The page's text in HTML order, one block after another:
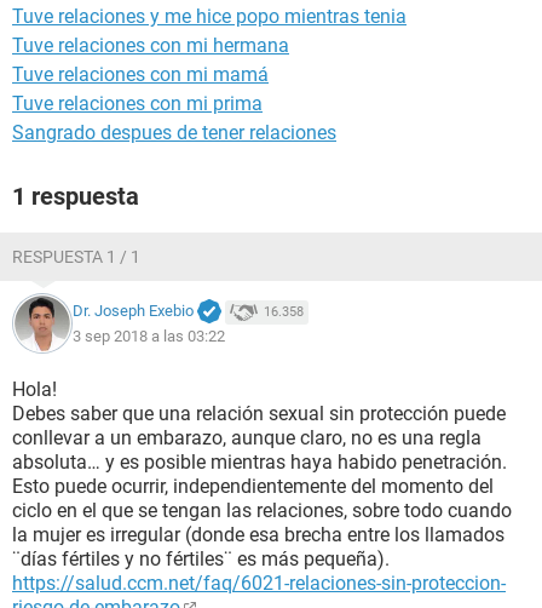
Tuve relaciones y me hice popo mientras tenia
Tuve relaciones con mi hermana
Tuve relaciones con mi mamá
Tuve relaciones con mi prima
Sangrado despues de tener relaciones
1 respuesta
RESPUESTA 1 / 1
Dr. Joseph Exebio 16.358
3 sep 2018 a las 03:22
Hola!
Debes saber que una relación sexual sin protección puede
conllevar a un embarazo, aunque claro, no es una regla
absoluta… y es posible mientras haya habido penetración.
Esto puede ocurrir, independientemente del momento del
ciclo en el que se tengan las relaciones, sobre todo cuando
la mujer es irregular (donde esa brecha entre los llamados
¨días fértiles y no fértiles¨ es más pequeña).
https://salud.ccm.net/faq/6021-relaciones-sin-proteccion-